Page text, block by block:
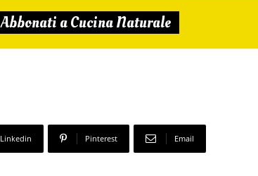
Abbonati a Cucina Naturale
Linkedin Pinterest Email